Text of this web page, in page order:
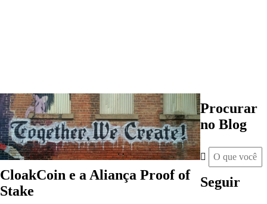
CloakCoin e a Aliança Proof of
Stake
Procurar
no Blog
Seguir